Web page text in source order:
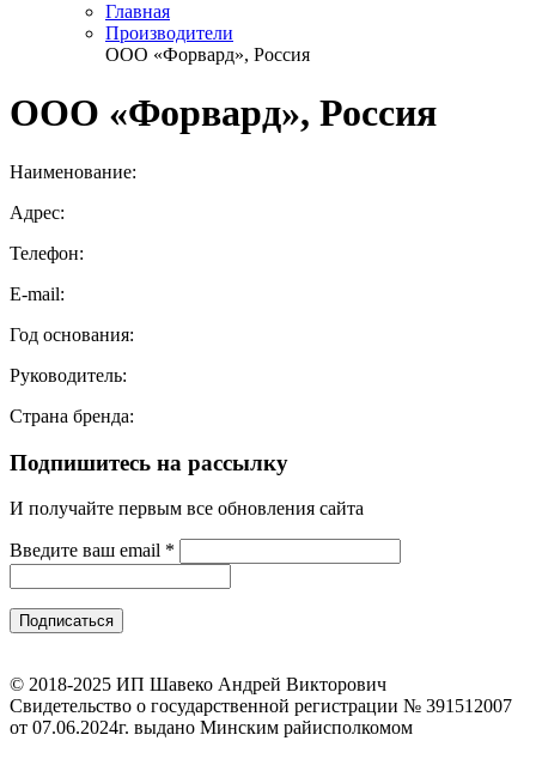
Главная
Производители
ООО «Форвард», Россия
ООО «Форвард», Россия
Наименование:
Адрес:
Телефон:
E-mail:
Год основания:
Руководитель:
Страна бренда:
Подпишитесь на рассылку
И получайте первым все обновления сайта
Введите ваш email *
© 2018-2025 ИП Шавеко Андрей Викторович
Свидетельство о государственной регистрации № 391512007
от 07.06.2024г. выдано Минским райисполкомом